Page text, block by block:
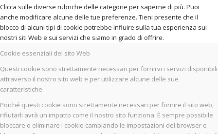
Clicca sulle diverse rubriche delle categorie per saperne di più. Puoi
anche modificare alcune delle tue preferenze. Tieni presente che il
blocco di alcuni tipi di cookie potrebbe influire sulla tua esperienza sui
nostri siti Web e sui servizi che siamo in grado di offrire.
Cookie essenziali del sito Web
Questi cookie sono strettamente necessari per fornirvi i servizi disponibili
attraverso il nostro sito web e per utilizzare alcune delle sue
caratteristiche.
Poiché questi cookie sono strettamente necessari per fornire il sito web,
rifiutarli avrà un impatto come il nostro sito funziona. È sempre possibile
bloccare o eliminare i cookie cambiando le impostazioni del browser e